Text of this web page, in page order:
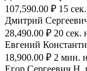
107,590.00 ₽ 15
Дмитрий
28,490.00 ₽ 20 сек.
Евгений
18,900.00 ₽ 2 мин.
Егор Сергеевич Н.